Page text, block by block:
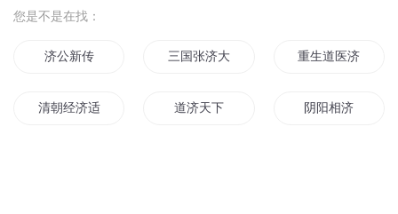
您是不是在找：
济公新传 三国张济大帝 重生道医济世
清朝经济适用男 道济天下 阴阳相济